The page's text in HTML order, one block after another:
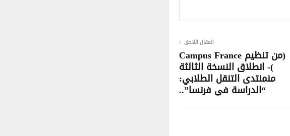
المقال اللاحق
(من تنظيم Campus France
)- انطلاق النسخة الثالثة
منمنتدى التنقل الطلابي:
“الدراسة في فرنسا”..